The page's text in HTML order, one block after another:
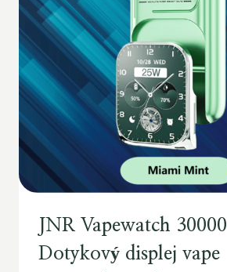
JNR Vapewatch 30000
Dotykový displej vape